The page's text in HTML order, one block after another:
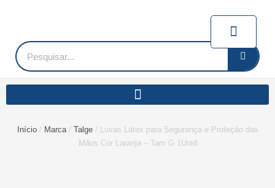
conteúdoPesquisar
Início/ Marca/ Talge/ Luvas Látex para Segurança e Proteção das
Mãos Cor Laranja – Tam G 1Unid